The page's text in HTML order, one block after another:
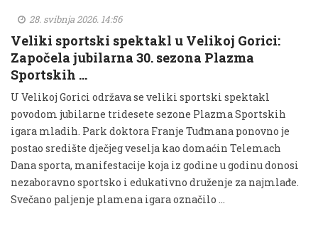
28. svibnja 2026. 14:56
Veliki sportski spektakl u Velikoj Gorici:
Započela jubilarna 30. sezona Plazma
Sportskih …
U Velikoj Gorici održava se veliki sportski spektakl
povodom jubilarne tridesete sezone Plazma Sportskih
igara mladih. Park doktora Franje Tuđmana ponovno je
postao središte dječjeg veselja kao domaćin Telemach
Dana sporta, manifestacije koja iz godine u godinu donosi
nezaboravno sportsko i edukativno druženje za najmlađe.
Svečano paljenje plamena igara označilo …